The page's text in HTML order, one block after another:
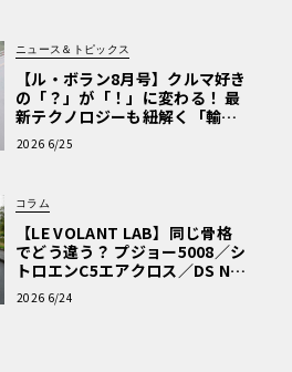
ニュース＆トピックス
【ル・ボラン8月号】クルマ好き
の「？」が「！」に変わる！ 最
新テクノロジーも紐解く「輸入
車Q&A」
2026 6/25
コラム
【LE VOLANT LAB】同じ骨格
でどう違う？ プジョー5008／シ
トロエンC5エアクロス／DS Nº4
読者一気乗りレポート
2026 6/24